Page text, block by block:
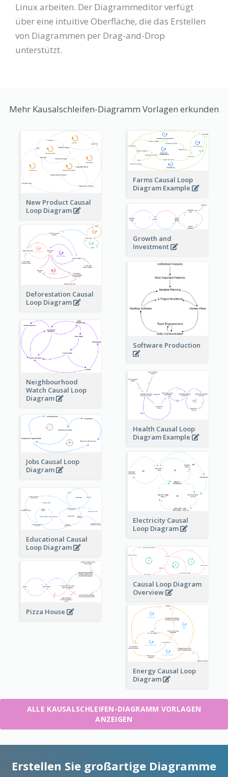
Linux arbeiten. Der Diagrammeditor verfügt
über eine intuitive Oberfläche, die das Erstellen
von Diagrammen per Drag-and-Drop
unterstützt.
Mehr Kausalschleifen-Diagramm Vorlagen erkunden
New Product Causal
Loop Diagram
Farms Causal Loop
Diagram Example
Growth and
Investment
Deforestation Causal
Loop Diagram
Software Production
Neighbourhood
Watch Causal Loop
Diagram
Health Causal Loop
Diagram Example
Jobs Causal Loop
Diagram
Electricity Causal
Loop Diagram
Educational Causal
Loop Diagram
Causal Loop Diagram
Overview
Pizza House
Energy Causal Loop
Diagram
ALLE KAUSALSCHLEIFEN-DIAGRAMM VORLAGEN
ANZEIGEN
Erstellen Sie großartige Diagramme